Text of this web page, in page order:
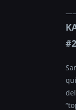
#2